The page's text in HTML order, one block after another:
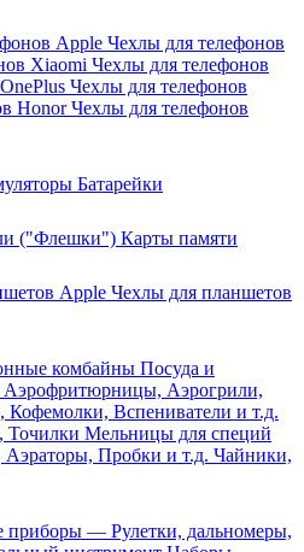
Apple Чехлы для телефонов
Xiaomi Чехлы для телефонов
Чехлы для телефонов
Honor Чехлы для телефонов
Батарейки
("Флешки") Карты памяти
Apple Чехлы для планшетов
комбайны Посуда и
Аэрофритюрницы, Аэрогрили,
Вспениватели и т.д.
Мельницы для специй
Пробки и т.д. Чайники,
приборы — Рулетки, дальномеры,